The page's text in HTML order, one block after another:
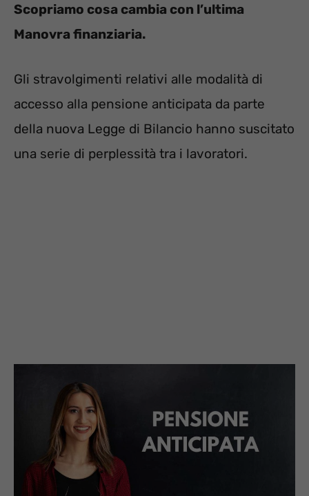
Scopriamo cosa cambia con l’ultima
Manovra finanziaria.
Gli stravolgimenti relativi alle modalità di
accesso alla pensione anticipata da parte
della nuova Legge di Bilancio hanno suscitato
una serie di perplessità tra i lavoratori.